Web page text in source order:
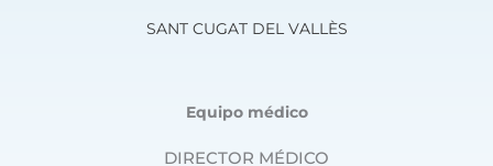
SANT CUGAT DEL VALLÈS
Equipo médico
DIRECTOR MÉDICO